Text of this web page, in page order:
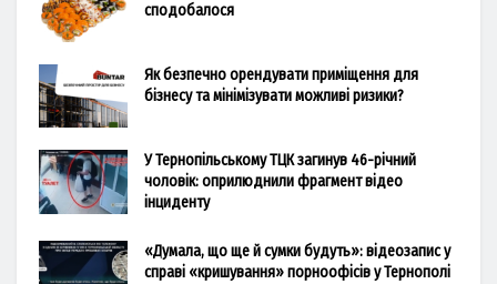
сподобалося
Як безпечно орендувати приміщення для
бізнесу та мінімізувати можливі ризики?
У Тернопільському ТЦК загинув 46-річний
чоловік: оприлюднили фрагмент відео
інциденту
«Думала, що ще й сумки будуть»: відеозапис у
справі «кришування» порноофісів у Тернополі